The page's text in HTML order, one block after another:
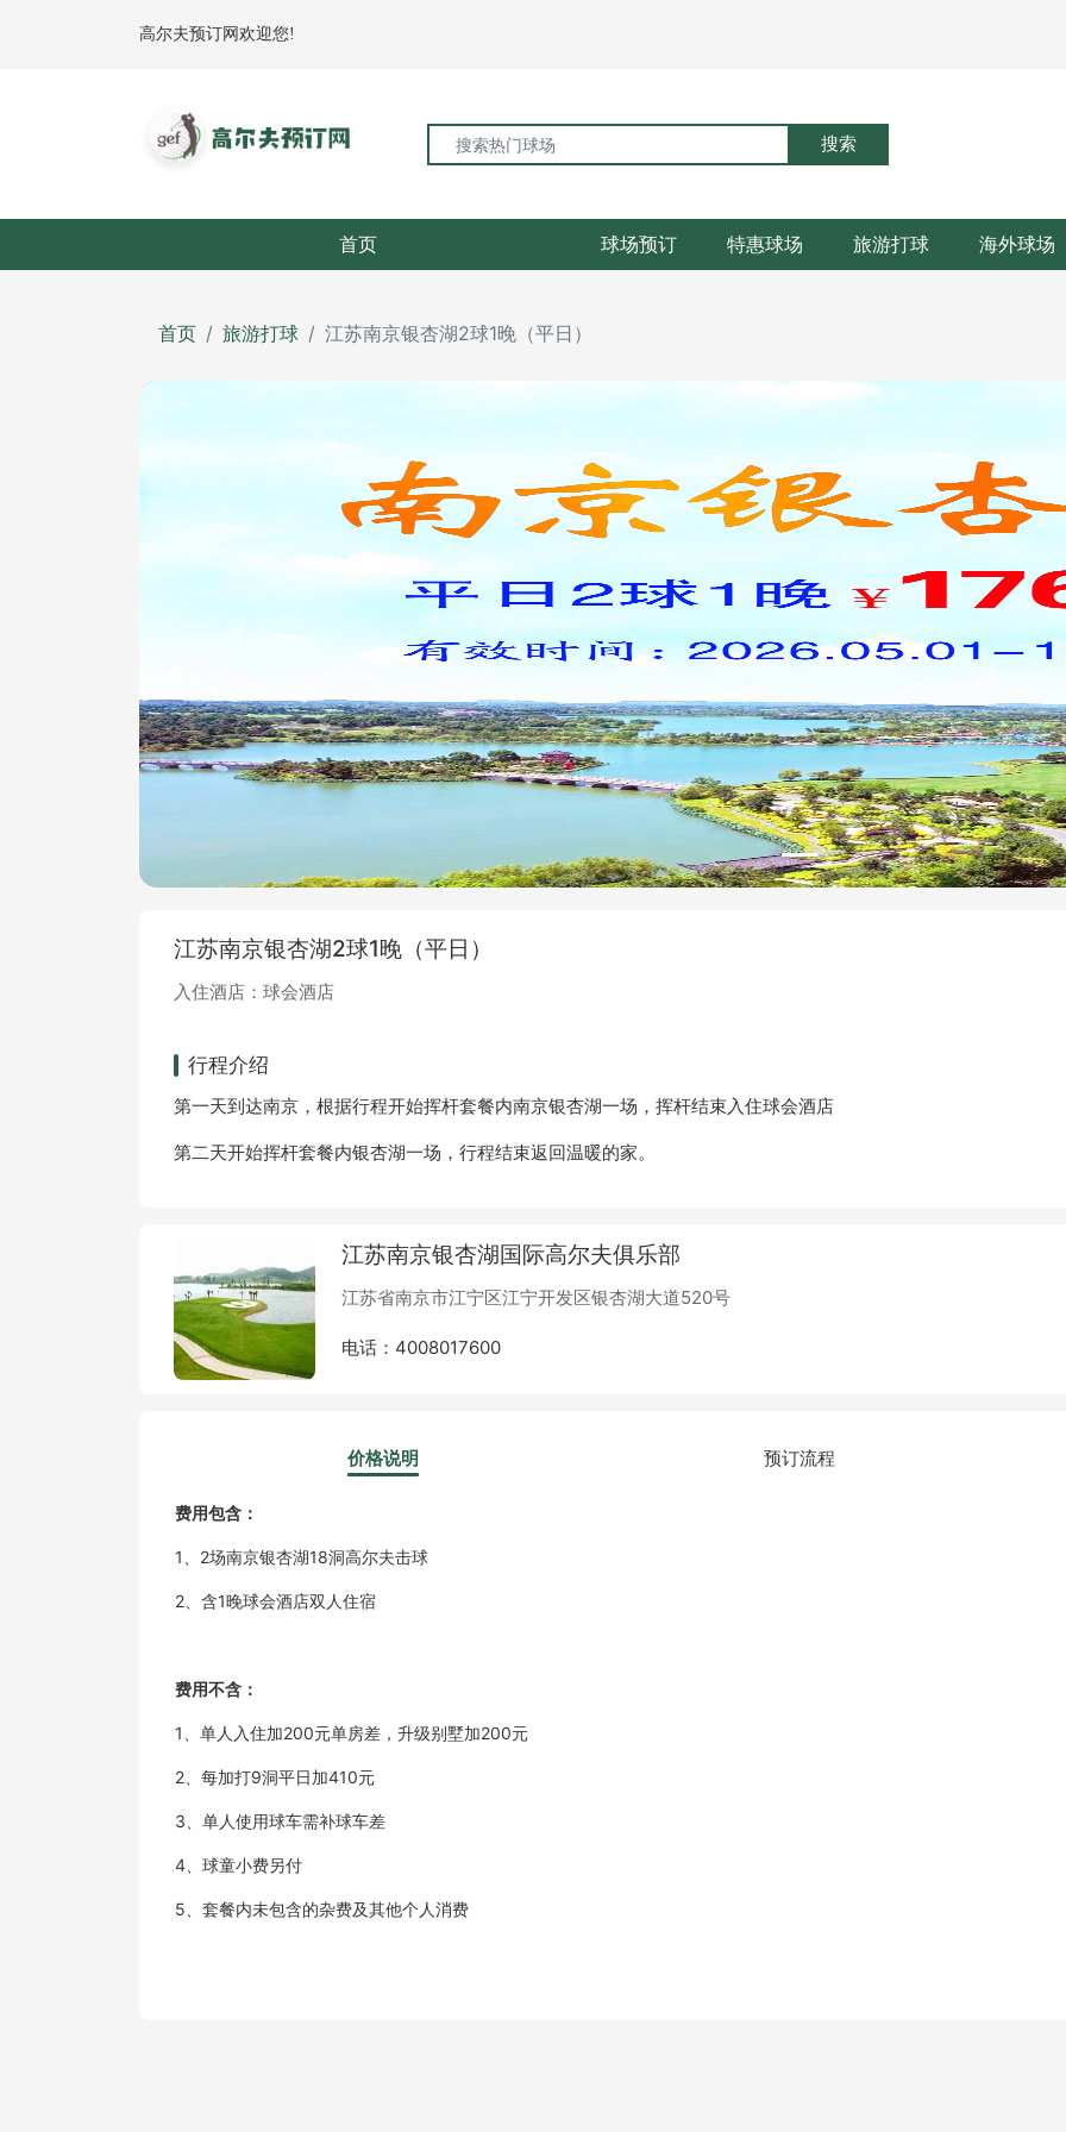
高尔夫预订网欢迎您!
搜索
首页 球场预订 特惠球场 旅游打球 海外球场
首页 旅游打球 江苏南京银杏湖2球1晚（平日）
江苏南京银杏湖2球1晚（平日）
入住酒店：球会酒店
行程介绍
第一天到达南京，根据行程开始挥杆套餐内南京银杏湖一场，挥杆结束入住球会酒店
第二天开始挥杆套餐内银杏湖一场，行程结束返回温暖的家。
江苏南京银杏湖国际高尔夫俱乐部
江苏省南京市江宁区江宁开发区银杏湖大道520号
电话：4008017600
价格说明 预订流程
费用包含：
1、2场南京银杏湖18洞高尔夫击球
2、含1晚球会酒店双人住宿
费用不含：
1、单人入住加200元单房差，升级别墅加200元
2、每加打9洞平日加410元
3、单人使用球车需补球车差
4、球童小费另付
5、套餐内未包含的杂费及其他个人消费